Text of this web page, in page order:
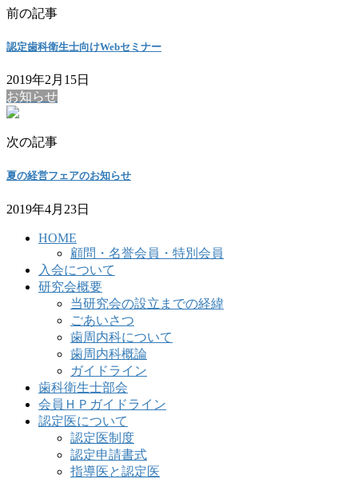
前の記事
認定歯科衛生士向けWebセミナー
2019年2月15日
お知らせ
次の記事
夏の経営フェアのお知らせ
2019年4月23日
HOME
顧問・名誉会員・特別会員
入会について
研究会概要
当研究会の設立までの経緯
ごあいさつ
歯周内科について
歯周内科概論
ガイドライン
歯科衛生士部会
会員ＨＰガイドライン
認定医について
認定医制度
認定申請書式
指導医と認定医